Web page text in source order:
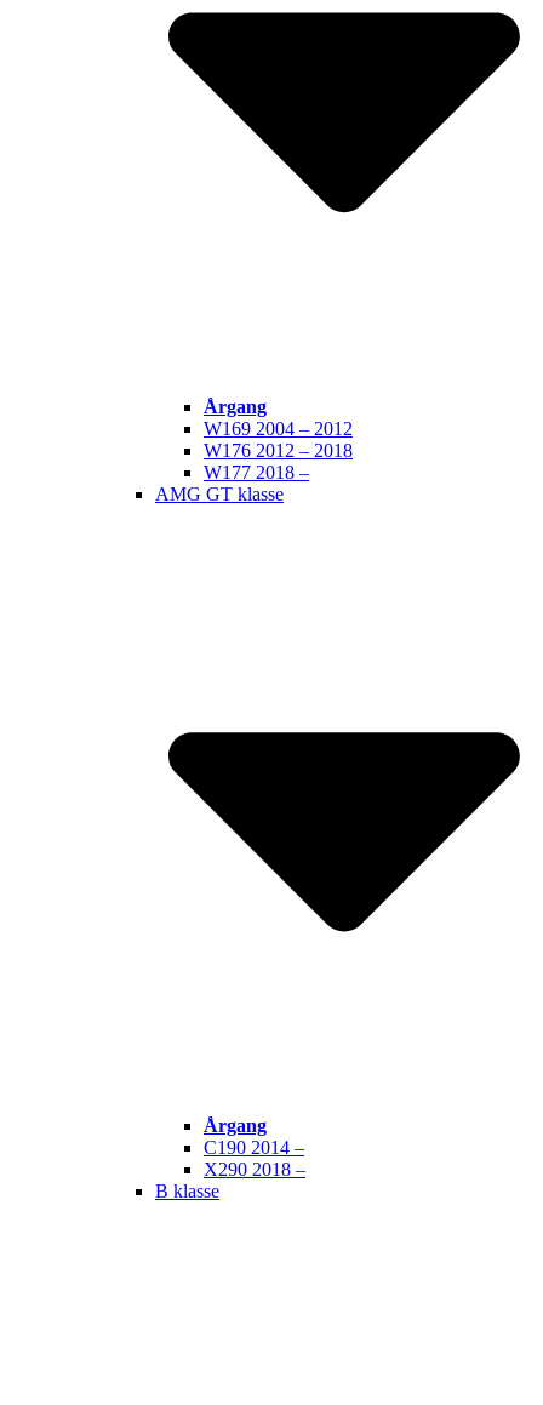
Årgang
W169 2004 – 2012
W176 2012 – 2018
W177 2018 –
AMG GT klasse
Årgang
C190 2014 –
X290 2018 –
B klasse